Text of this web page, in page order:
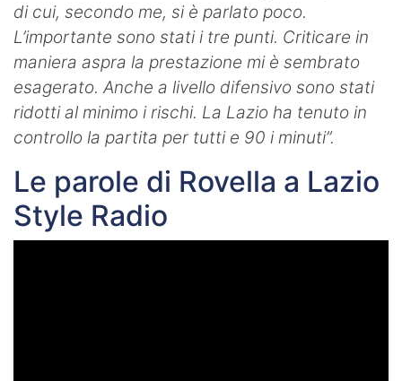
di cui, secondo me, si è parlato poco.
L’importante sono stati i tre punti. Criticare in
maniera aspra la prestazione mi è sembrato
esagerato. Anche a livello difensivo sono stati
ridotti al minimo i rischi. La Lazio ha tenuto in
controllo la partita per tutti e 90 i minuti”.
Le parole di Rovella a Lazio
Style Radio